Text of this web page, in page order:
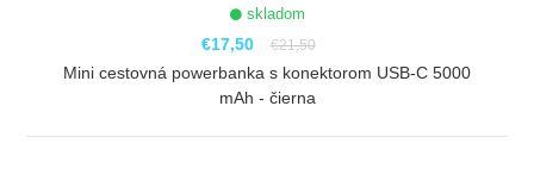
skladom
€17,50 €21,50
Mini cestovná powerbanka s konektorom USB-C 5000
mAh - čierna